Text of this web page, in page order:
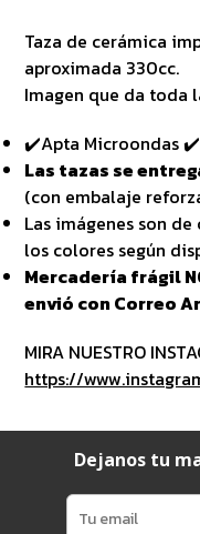
Taza de cerámica
aproximada 330cc.
Imagen que da toda
✔️Apta Microondas
Las tazas se
(con embalaje
Las imágenes son
los colores según
Mercadería frágil
envió con Correo
MIRA NUESTRO
https://
Dejanos tu